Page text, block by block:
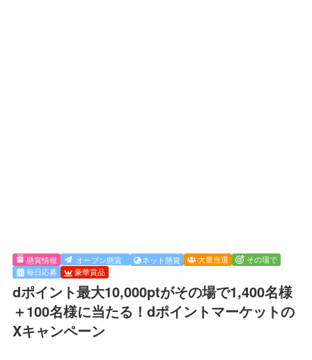
懸賞情報 オープン懸賞 ネット懸賞 大量当選
その場で
毎日応募
豪華賞品
dポイント最大10,000ptがその場で1,400名様
＋100名様に当たる！dポイントマーケットの
Xキャンペーン